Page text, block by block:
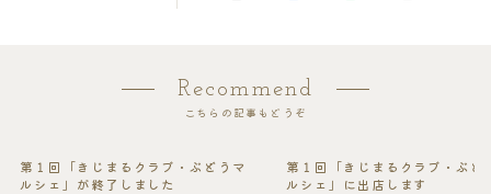
Recommend
こちらの記事もどうぞ
第１回「きじまるクラブ・ぶどうマ
ルシェ」が終了しました
第１回「きじまるクラブ・ぶど
ルシェ」に出店します